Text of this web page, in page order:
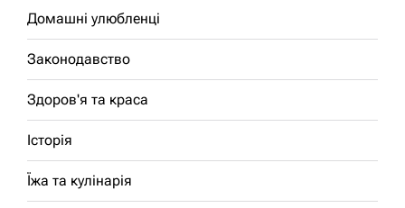
Домашні улюбленці
Законодавство
Здоров'я та краса
Історія
Їжа та кулінарія